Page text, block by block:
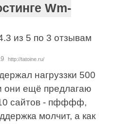
Wm-
из 5 по 3 отзывам
http://tatoine.ru/
нагруззки 500
они ещё предлагаю
сайтов - пфффф,
молчит, а как